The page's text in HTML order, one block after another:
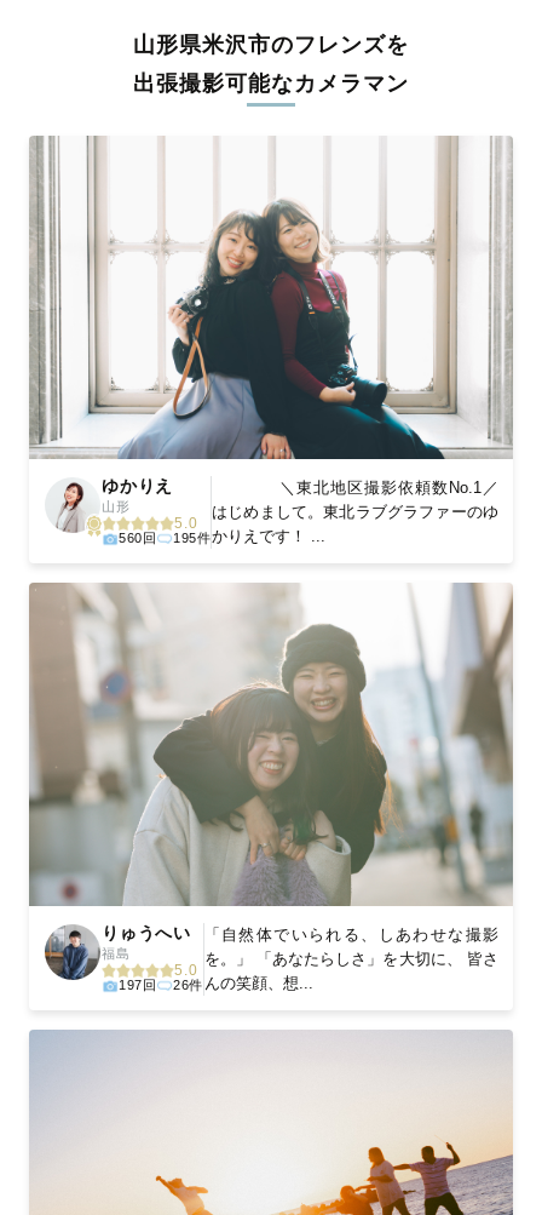
料金は全国どこでも一律。わかりやすく安心の価格設定です。オ
リジナルの研修と厳正な審査に合格し、撮影技術やホスピタリテ
ィを身につけたプロのカメラマンが全国47都道府県に在籍してい
丁寧なレタッチで思い出を美しく仕上げます
撮影後は、独自の編集技術で写真の明るさや色合いを丁寧に調
整。自然な雰囲気を残しつつも、おしゃれで洗練された仕上がり
に。きっと「こんな写真を撮ってほしかった！」と思える一枚に
出会えます。まずは、ラブグラフの
撮影事例 をご覧ください。
山形県米沢市のフレンズを
出張撮影可能なカメラマン
ゆかりえ
山形
5.0
560回 195件
＼東北地区撮影依頼数No.1／
はじめまして。東北ラブグラファーのゆ
かりえです！ ...
りゅうへい
福島
5.0
197回 26件
「自然体でいられる、しあわせな撮影
を。」 「あなたらしさ」を大切に、 皆さ
んの笑顔、想...